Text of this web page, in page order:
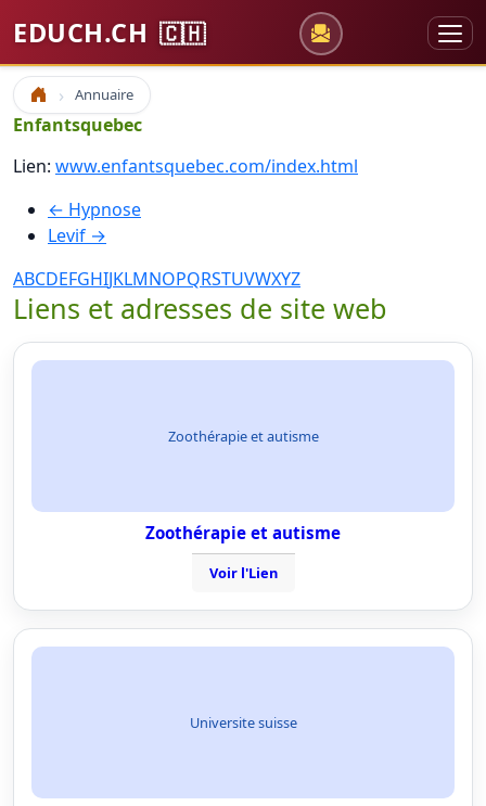
EDUCH.CH 🇨🇭
Accueil Annuaire
Enfantsquebec
Lien: www.enfantsquebec.com/index.html
← Hypnose
Levif →
ABCDEFGHIJKLMNOPQRSTUVWXYZ
Liens et adresses de site web
Zoothérapie et autisme
Zoothérapie et autisme
Voir l'Lien
Universite suisse